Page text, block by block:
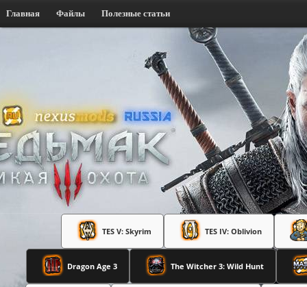
Главная Файлы Полезные статьи
TES V: Skyrim TES IV: Oblivion
Dragon Age 3 The Witcher 3: Wild Hunt